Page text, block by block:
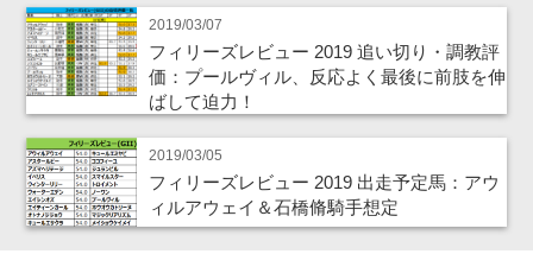
2019/03/07
フィリーズレビュー 2019 追い切り・調教評
価：プールヴィル、反応よく最後に前肢を伸
ばして迫力！
2019/03/05
フィリーズレビュー 2019 出走予定馬：アウ
ィルアウェイ＆石橋脩騎手想定